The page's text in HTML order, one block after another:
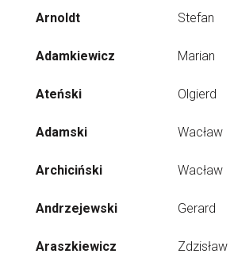
Arnoldt Stefan
Adamkiewicz Marian
Ateński Olgierd
Adamski Wacław
Archiciński Wacław
Andrzejewski Gerard
Araszkiewicz Zdzisław